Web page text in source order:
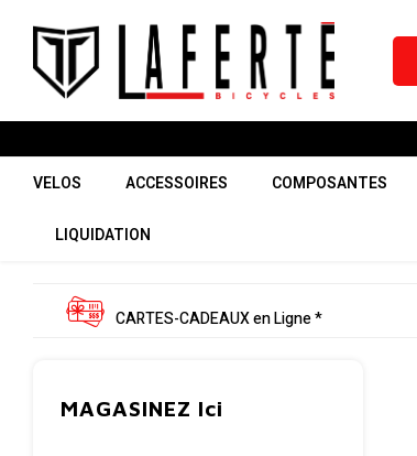
VELOS ACCESSOIRES COMPOSANTES
LIQUIDATION
CARTES-CADEAUX en Ligne *
MAGASINEZ Ici